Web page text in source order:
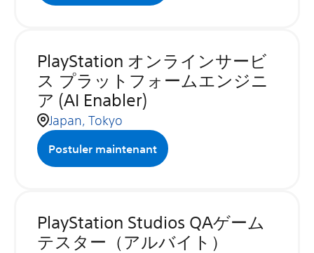
PlayStation オンラインサービ
ス プラットフォームエンジニ
ア (AI Enabler)
Japan, Tokyo
Postuler maintenant
PlayStation Studios QAゲーム
テスター（アルバイト）